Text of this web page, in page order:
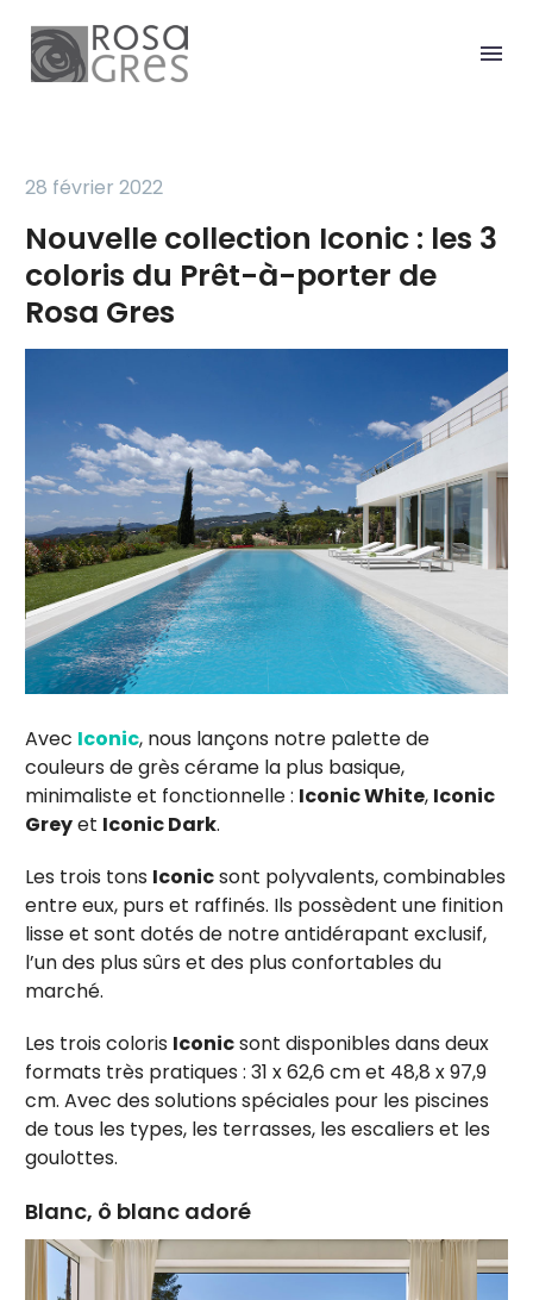
28 février 2022
Nouvelle collection Iconic : les 3
coloris du Prêt-à-porter de
Rosa Gres
Avec Iconic, nous lançons notre palette de
couleurs de grès cérame la plus basique,
minimaliste et fonctionnelle : Iconic White, Iconic
Greyet Iconic Dark.
Les trois tons Iconicsont polyvalents, combinables
entre eux, purs et raffinés. Ils possèdent une finition
lisse et sont dotés de notre antidérapant exclusif,
l’un des plus sûrs et des plus confortables du
marché.
Les trois coloris Iconicsont disponibles dans deux
formats très pratiques : 31 x 62,6 cm et 48,8 x 97,9
cm. Avec des solutions spéciales pour les piscines
de tous les types, les terrasses, les escaliers et les
goulottes.
Blanc, ô blanc adoré